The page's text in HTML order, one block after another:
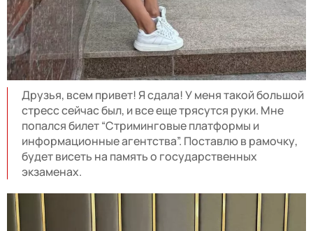
Друзья, всем привет! Я сдала! У меня такой большой
стресс сейчас был, и все еще трясутся руки. Мне
попался билет “Стриминговые платформы и
информационные агентства”. Поставлю в рамочку,
будет висеть на память о государственных
экзаменах.